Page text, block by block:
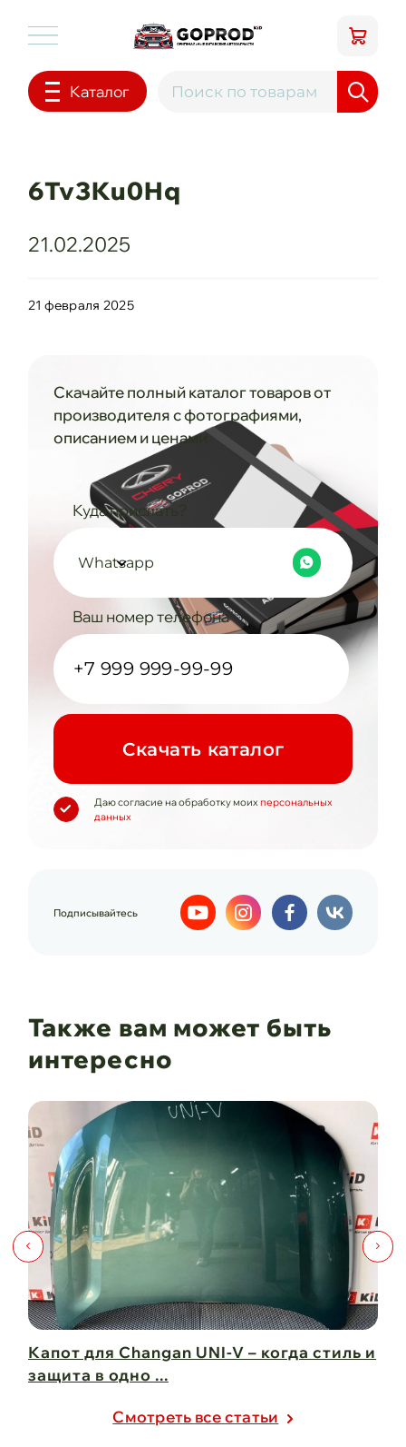
Каталог
6Tv3Ku0Hq
21.02.2025
21 февраля 2025
Скачайте полный каталог товаров от
производителя с фотографиями,
описанием и ценами
Куда прислать?
Whatsapp
Ваш номер телефона
Cкачать каталог
Даю согласие на обработку моих персональных
данных
Подписывайтесь
Также вам может быть
интересно
Капот для Changan UNI-V – когда стиль и
защита в одно ...
Cмотреть все статьи